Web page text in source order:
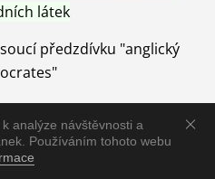
analýze návštěvnosti a
Používáním tohoto webu
látek
předzdívku "anglický
Přírody, neutralizací a